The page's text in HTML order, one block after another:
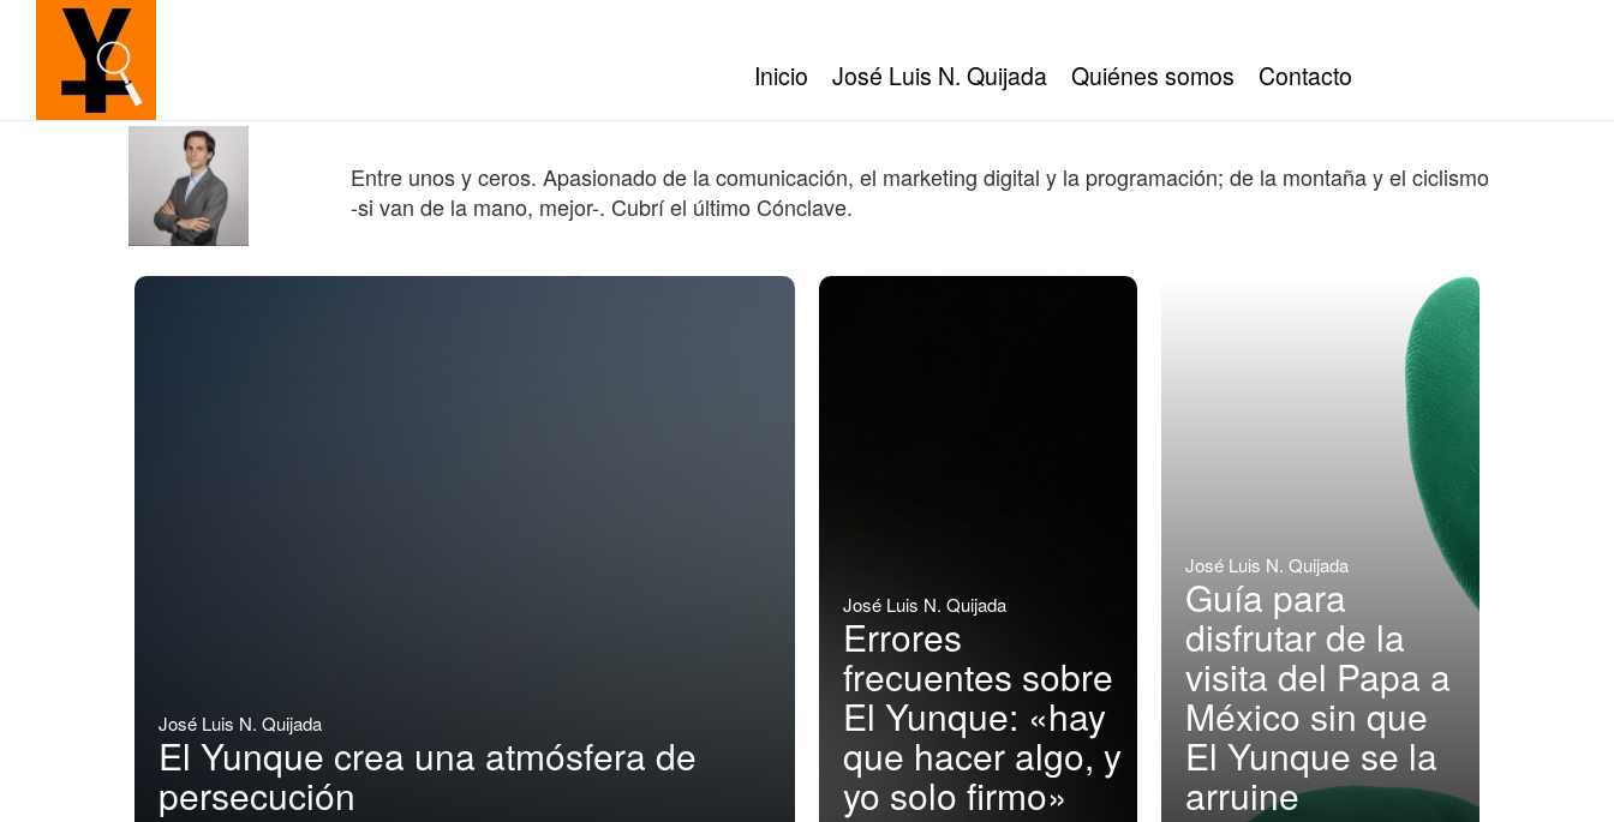
Inicio José Luis N. Quijada Quiénes somos Contacto
Entre unos y ceros. Apasionado de la comunicación, el marketing digital y la programación; de la montaña y el ciclismo
-si van de la mano, mejor-. Cubrí el último Cónclave.
José Luis N. Quijada
El Yunque crea una atmósfera de
persecución
José Luis N. Quijada
Errores
frecuentes sobre
El Yunque: «hay
que hacer algo, y
yo solo firmo»
José Luis N. Quijada
Guía para
disfrutar de la
visita del Papa a
México sin que
El Yunque se la
arruine